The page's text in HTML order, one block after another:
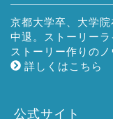
京都大学卒、大学
中退。ストーリー
ストーリー作りの
詳しくはこちら
公式サイト